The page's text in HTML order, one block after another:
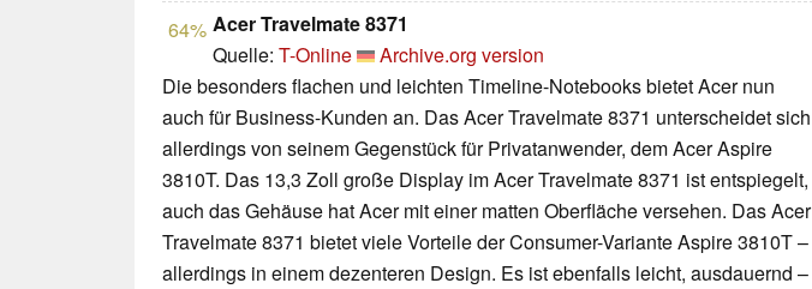
64% Acer Travelmate 8371
Quelle: T-Online
Archive.org version
Die besonders flachen und leichten Timeline-Notebooks bietet Acer nun
auch für Business-Kunden an. Das Acer Travelmate 8371 unterscheidet sich
allerdings von seinem Gegenstück für Privatanwender, dem Acer Aspire
3810T. Das 13,3 Zoll große Display im Acer Travelmate 8371 ist entspiegelt,
auch das Gehäuse hat Acer mit einer matten Oberfläche versehen. Das Acer
Travelmate 8371 bietet viele Vorteile der Consumer-Variante Aspire 3810T –
allerdings in einem dezenteren Design. Es ist ebenfalls leicht, ausdauernd –